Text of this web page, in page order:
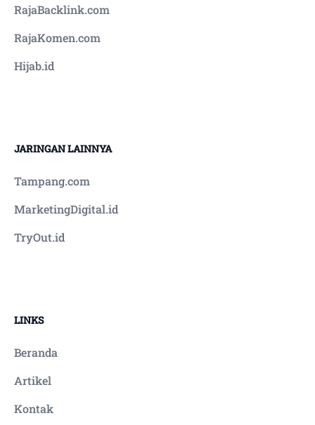
serta berolahraga dengan teratur. Bila Anda
alami hidung mampet yang berjalan lama serta
sulit pulih, jadi baiknya tanyakan ke dokter
supaya di ketahui pemicunya serta memperoleh
RajaBacklink.com
RajaKomen.com
Hijab.id
JARINGAN LAINNYA
Tampang.com
MarketingDigital.id
TryOut.id
LINKS
Beranda
Artikel
Kontak